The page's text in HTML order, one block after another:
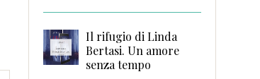
Il rifugio di Linda
Bertasi. Un amore
senza tempo